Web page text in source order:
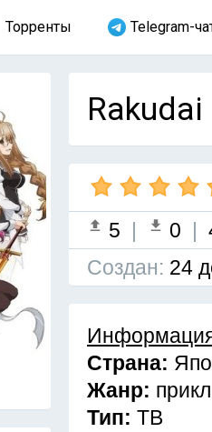
Торренты Telegram-
5 | 0 |
Cоздан: 24
Страна:
Жанр:
Тип: ТВ